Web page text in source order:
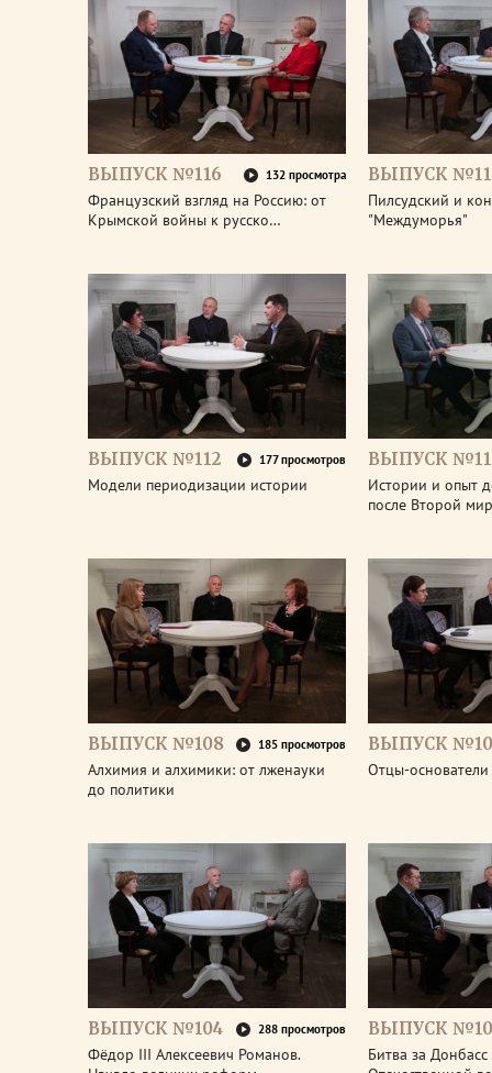
ВЫПУСК №116 132 просмотра
Французский взгляд на Россию: от
Крымской войны к русско…
ВЫПУСК
Пилсудский и
"Междуморья"
ВЫПУСК №112 177 просмотров
Модели периодизации истории
ВЫПУСК
Истории и опыт
после Второй
ВЫПУСК №108 185 просмотров
Алхимия и алхимики: от лженауки
до политики
ВЫПУСК
Отцы-
ВЫПУСК №104 288 просмотров
Фёдор III Алексеевич Романов.
ВЫПУСК
Битва за